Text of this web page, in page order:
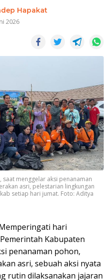
Hapakat
2026
saat menggelar aksi penanaman
asri, pelestarian lingkungan
setiap hari jumat. Foto: Aditya
hari
Kabupaten
penanaman pohon,
asri, sebuah aksi nyata
rutin dilaksanakan jajaran